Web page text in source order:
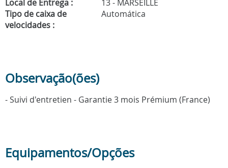
Local de Entrega :
13 - MARSEILLE
Tipo de caixa de
velocidades :
Automática
Observação(ões)
- Suivi d'entretien - Garantie 3 mois Prémium (France)
Equipamentos/Opções